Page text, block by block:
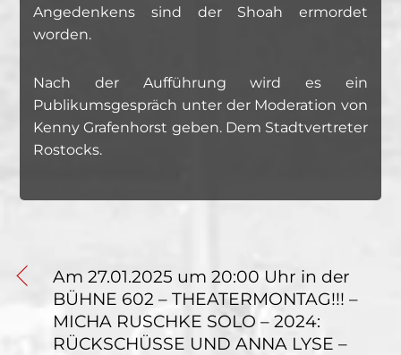
Angedenkens sind der Shoah ermordet
worden.
Nach der Aufführung wird es ein
Publikumsgespräch unter der Moderation von
Kenny Grafenhorst geben. Dem Stadtvertreter
Rostocks.
Am 27.01.2025 um 20:00 Uhr in der
BÜHNE 602 – THEATERMONTAG!!! –
MICHA RUSCHKE SOLO – 2024:
RÜCKSCHÜSSE UND ANNA LYSE –